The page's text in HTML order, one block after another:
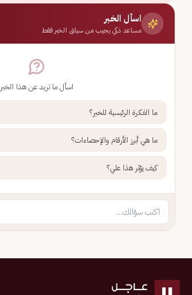
اسأل الخبر
مساعد ذكي يجيب من سياق الخبر فقط
اسأل ما تريد عن هذا الخبر
ما الفكرة الرئيسية للخبر؟
ما هي أبرز الأرقام والإحصاءات؟
كيف يؤثر هذا علي؟